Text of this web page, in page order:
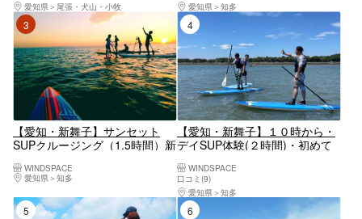
愛知県
尾張・犬山・小牧
愛知県
知多
【愛知・新舞子】サンセット
SUPクルージング（1.5時間）新
ながら非日常な体験をしてみま
せんか☆
WINDSPACE
愛知県
知多
【愛知・新舞子】１０時から・
デイSUP体験(２時間)・初めて
迎！
WINDSPACE
口コミ(9)
愛知県
知多
5位